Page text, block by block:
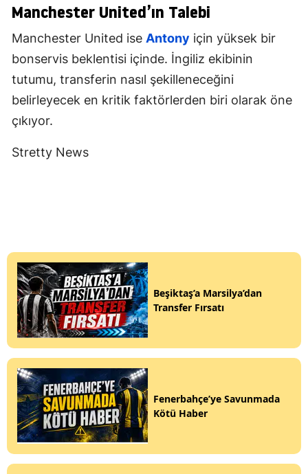
Manchester United’ın Talebi
Manchester United ise Antony için yüksek bir
bonservis beklentisi içinde. İngiliz ekibinin
tutumu, transferin nasıl şekilleneceğini
belirleyecek en kritik faktörlerden biri olarak öne
çıkıyor.
Stretty News
Beşiktaş’a Marsilya’dan
Transfer Fırsatı
Fenerbahçe’ye Savunmada
Kötü Haber